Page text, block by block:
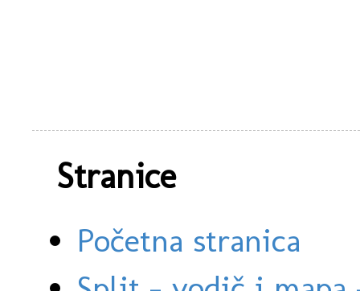
Stranice
Početna stranica